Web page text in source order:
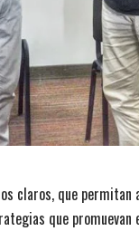
claros, que
que